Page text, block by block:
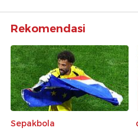
Rekomendasi
Sepakbola